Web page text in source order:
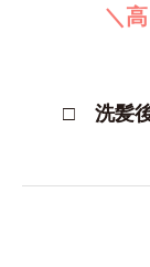
＼
□ 洗髪後